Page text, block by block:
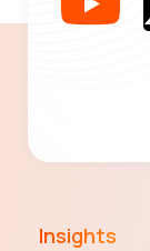
Insights